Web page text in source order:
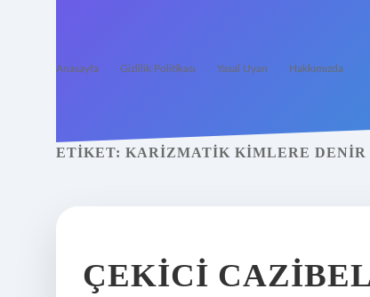
Anasayfa Gizlilik Politikası Yasal Uyarı Hakkımızda
ETIKET: KARIZMATIK KIMLERE DENIR
ÇEKICI